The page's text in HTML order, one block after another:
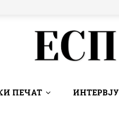
ПЕЧАТ ИНТЕРВЈУ